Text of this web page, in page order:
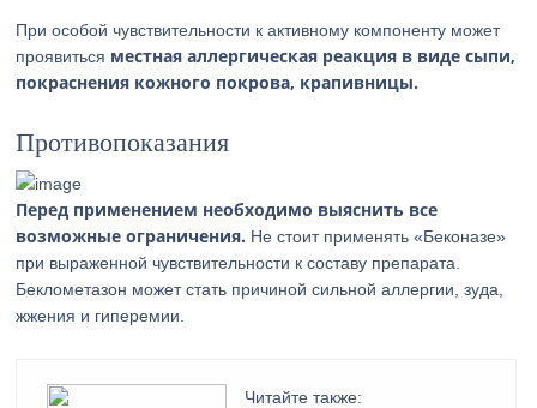
При особой чувствительности к активному компоненту может
проявиться местная аллергическая реакция в виде сыпи,
покраснения кожного покрова, крапивницы.
Противопоказания
Перед применением необходимо выяснить все
возможные ограничения. Не стоит применять «Беконазе»
при выраженной чувствительности к составу препарата.
Беклометазон может стать причиной сильной аллергии, зуда,
жжения и гиперемии.
Читайте также: